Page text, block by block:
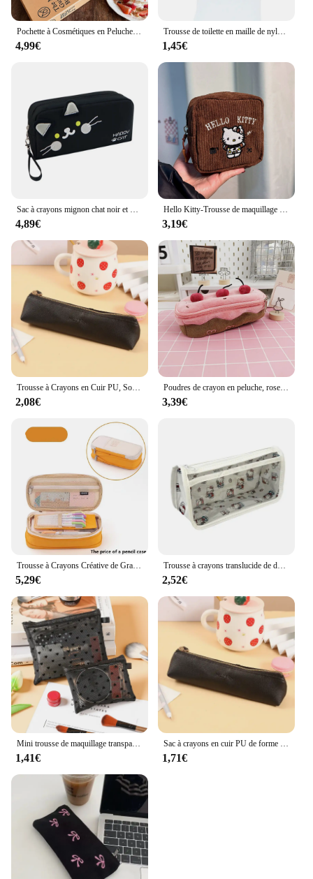
Pochette à Cosmétiques en Peluche à Pois Rayés Colorés, Grande Capacité, Poudres de Maquillage, Trousse de Toilette, Voyage en Plein Air, Rangement de Maquillage, Nouveau
4,99€
Trousse de toilette en maille de nylon en forme de cœur pour femmes, trousse cosmétique, trousse de maquillage, trousse de toilette multifonctionnelle, rouge à lèvres, clé, porte-monnaie, poudres
1,45€
Sac à crayons mignon chat noir et blanc, sac de rangement portable avec insertion de stylo, sac en filet, grande capacité, fournitures scolaires
4,89€
Hello Kitty-Trousse de maquillage brodée en tissu velours côtelé pour femme, trousse de toilette portable pour déterminer
3,19€
Trousse à Crayons en Cuir PU, Solide, Bonbon, Mini Boîte, Fournitures Scolaires, Papeterie d'Étudiant
2,08€
Poudres de crayon en peluche, rose flou, aucun gâteau Kawaii, grande capacité, étui esthétique Y2K, support de boîte
3,39€
Trousse à Crayons Créative de Grande Capacité pour Étudiant, Sac de Rangement de Bureau, Fournitures Scolaires
5,29€
Trousse à crayons translucide de dessin animé Sanurgente, sac de rangement de grande capacité, fournitures de papeterie, sacs cosmétiques en poudres, cadeaux mignons, Hello Kitty
2,52€
1,41€ 1,71€